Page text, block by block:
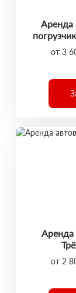
Аренда
от 3
Аренда
от 2